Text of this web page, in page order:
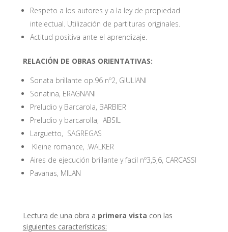
Respeto a los autores y a la ley de propiedad
intelectual. Utilización de partituras originales.
Actitud positiva ante el aprendizaje.
RELACIÓN DE OBRAS ORIENTATIVAS:
Sonata brillante op.96 nº2, GIULIANI
Sonatina, ERAGNANI
Preludio y Barcarola, BARBIER
Preludio y barcarolla, ABSIL
Larguetto, SAGREGAS
Kleine romance, .WALKER
Aires de ejecución brillante y facil nº3,5,6, CARCASSI
Pavanas, MILAN
Lectura de una obra a primera vista con las
siguientes características: